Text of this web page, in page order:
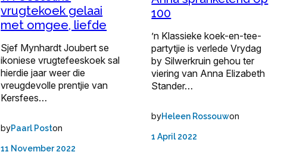
vrugtekoek gelaai
met omgee, liefde
Sjef Mynhardt Joubert se
ikoniese vrugtefeeskoek sal
hierdie jaar weer die
vreugdevolle prentjie van
Kersfees…
byPaarl Poston
11 November 2022
100
’n Klassieke koek-en-tee-
partytjie is verlede Vrydag
by Silwerkruin gehou ter
viering van Anna Elizabeth
Stander…
byHeleen Rossouwon
1 April 2022